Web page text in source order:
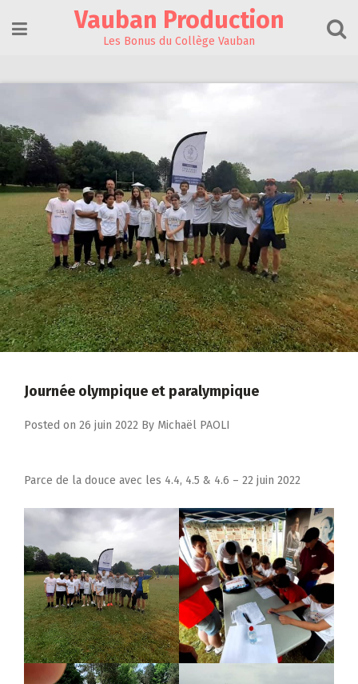
content
Vauban Production
Les Bonus du Collège Vauban
Journée olympique et paralympique
Posted on 26 juin 2022 By Michaël PAOLI
Parce de la douce avec les 4.4, 4.5 & 4.6 – 22 juin 2022